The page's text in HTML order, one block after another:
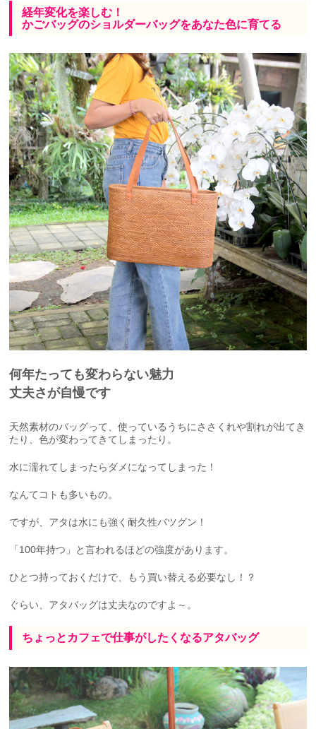
経年変化を楽しむ！
かごバッグのショルダーバッグをあなた色に育てる
何年たっても変わらない魅力
丈夫さが自慢です
天然素材のバッグって、使っているうちにささくれや割れが出てき
たり、色が変わってきてしまったり。
水に濡れてしまったらダメになってしまった！
なんてコトも多いもの。
ですが、アタは水にも強く耐久性バツグン！
「100年持つ」と言われるほどの強度があります。
ひとつ持っておくだけで、もう買い替える必要なし！？
ぐらい、アタバッグは丈夫なのですよ～。
ちょっとカフェで仕事がしたくなるアタバッグ